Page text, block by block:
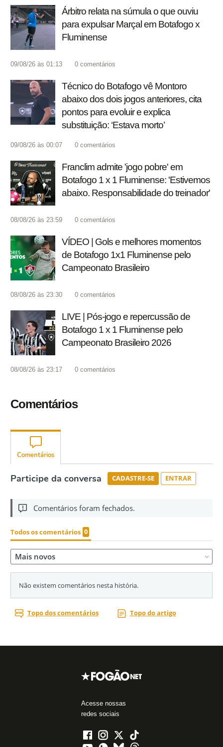
Árbitro relata na súmula o que ouviu
para expulsar Marçal em Botafogo x
Fluminense
09/08/26 às 01:13 0 comentários
Técnico do Botafogo vê Montoro
abaixo dos dois jogos anteriores, cita
pontos para evoluir e explica
substituição: ‘Estava morto’
09/08/26 às 00:07 0 comentários
Franclim admite 'jogo pobre' em
Botafogo 1 x 1 Fluminense: 'Estivemos
abaixo. Responsabilidade do treinador'
08/08/26 às 23:59 0 comentários
VÍDEO | Gols e melhores momentos
de Botafogo 1x1 Fluminense pelo
Campeonato Brasileiro
08/08/26 às 23:30 0 comentários
LIVE | Pós-jogo e repercussão de
Botafogo 1 x 1 Fluminense pelo
Campeonato Brasileiro 2026
08/08/26 às 23:17 0 comentários
Comentários
Acesse nossas
redes sociais